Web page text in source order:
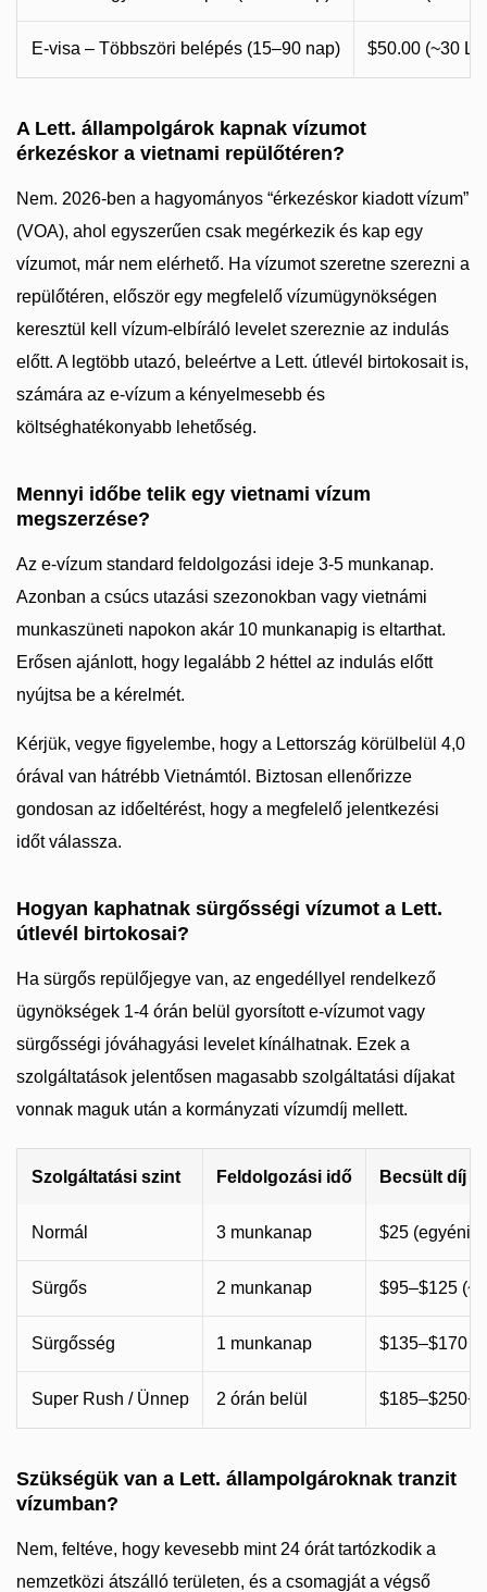
E-visa – Többszöri belépés (15–90 nap) $50.00 (~30
A Lett. állampolgárok kapnak vízumot
érkezéskor a vietnami repülőtéren?
Nem. 2026-ben a hagyományos “érkezéskor kiadott vízum”
(VOA), ahol egyszerűen csak megérkezik és kap egy
vízumot, már nem elérhető. Ha vízumot szeretne szerezni a
repülőtéren, először egy megfelelő vízumügynökségen
keresztül kell vízum-elbíráló levelet szereznie az indulás
előtt. A legtöbb utazó, beleértve a Lett. útlevél birtokosait is,
számára az e-vízum a kényelmesebb és
költséghatékonyabb lehetőség.
Mennyi időbe telik egy vietnami vízum
megszerzése?
Az e-vízum standard feldolgozási ideje 3-5 munkanap.
Azonban a csúcs utazási szezonokban vagy vietnámi
munkaszüneti napokon akár 10 munkanapig is eltarthat.
Erősen ajánlott, hogy legalább 2 héttel az indulás előtt
nyújtsa be a kérelmét.
Kérjük, vegye figyelembe, hogy a Lettország körülbelül 4,0
órával van hátrébb Vietnámtól. Biztosan ellenőrizze
gondosan az időeltérést, hogy a megfelelő jelentkezési
időt válassza.
Hogyan kaphatnak sürgősségi vízumot a Lett.
útlevél birtokosai?
Ha sürgős repülőjegye van, az engedéllyel rendelkező
ügynökségek 1-4 órán belül gyorsított e-vízumot vagy
sürgősségi jóváhagyási levelet kínálhatnak. Ezek a
szolgáltatások jelentősen magasabb szolgáltatási díjakat
vonnak maguk után a kormányzati vízumdíj mellett.
Szolgáltatási szint Feldolgozási idő Becsült díj
Normál 3 munkanap $25 (egyéni)
Sürgős 2 munkanap $95–$125
Sürgősség 1 munkanap $135–$170
Super Rush / Ünnep 2 órán belül $185–$250+
Szükségük van a Lett. állampolgároknak tranzit
vízumban?
Nem, feltéve, hogy kevesebb mint 24 órát tartózkodik a
nemzetközi átszálló területen, és a csomagját a végső